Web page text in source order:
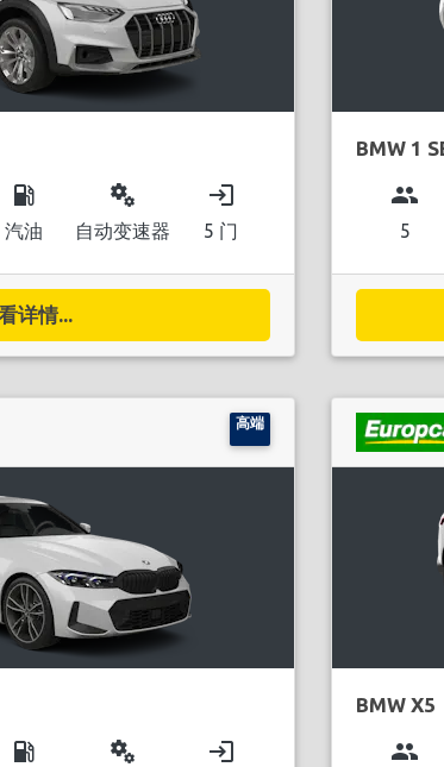
local_gas_station
汽油
miscellaneous_services
自动变速器
login
5 门
详情...
BMW 1
group
5
高端
local_gas_station miscellaneous_services login
BMW X5
group